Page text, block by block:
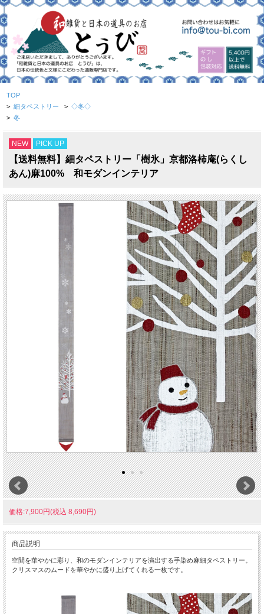
TOP
> 細タペストリー > ◇冬◇
> 冬
NEW PICK UP
【送料無料】細タペストリー「樹氷」京都洛柿庵(らくし
あん)麻100% 和モダンインテリア
価格:7,900円(税込 8,690円)
商品説明
空間を華やかに彩り、和のモダンインテリアを演出する手染め麻細タペストリー。
クリスマスのムードを華やかに盛り上げてくれる一枚です。